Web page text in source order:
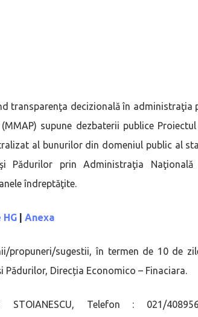
transparenţa decizională în administraţia
supune dezbaterii publice Proiectul
al bunurilor din domeniul public al
Pădurilor prin Administraţia Naţională
îndreptăţite.
Anexa
propuneri/sugestii, în termen de 10 de
Direcția Economico – Finaciara.
Telefon : 021/